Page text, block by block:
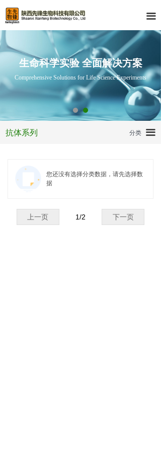
끀
首页
技术服务
资料下载
关于我们
Western-Blot产品
生命科学实验 全面解决方案
Comprehensive Solutions for Life Science Experiments
您还没有选择分类数据，请先选择数
据
上一页 下一页
1/2
끀
Western-Blot产品
Q-PCR 产品
IHC与IF 产品
常用试剂与试剂盒
核酸纯化及检测
仪器及特色产品
抗体系列 分类